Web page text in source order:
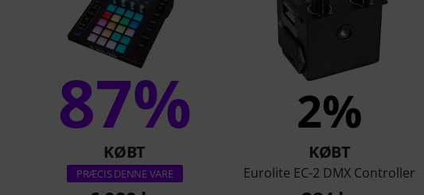
87%
KØBT
PRÆCIS DENNE VARE
2%
KØBT
Eurolite EC-2 DMX Controller